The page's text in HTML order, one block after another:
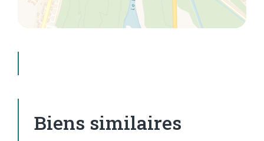
Biens similaires